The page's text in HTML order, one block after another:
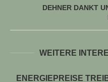
DEHNER DANKT
WEITERE
ENERGIEPREISE